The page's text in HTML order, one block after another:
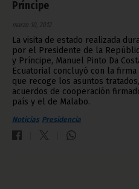
Príncipe
marzo 10, 2012
La visita de estado realizada
por el Presidente de la
y Príncipe, Manuel Pinto Da
Ecuatorial concluyó con la
que recoge los asuntos
acuerdos de cooperación
país y el de Malabo.
Noticias Presidencia